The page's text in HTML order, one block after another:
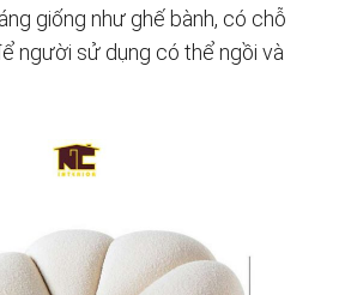
giống như ghế bành, có chỗ
người sử dụng có thể ngồi và